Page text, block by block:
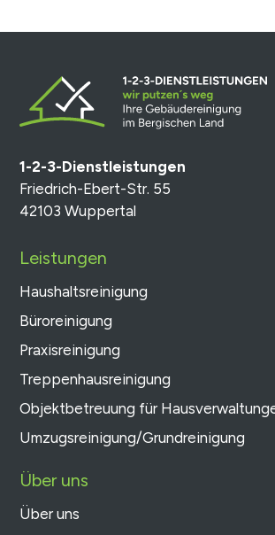
1-2-3-Dienstleistungen
Friedrich-Ebert-Str. 55
42103 Wuppertal
Leistungen
Haushaltsreinigung
Büroreinigung
Praxisreinigung
Treppenhausreinigung
Objektbetreuung für
Umzugsreinigung/Grundreinigung
Über uns
Über uns